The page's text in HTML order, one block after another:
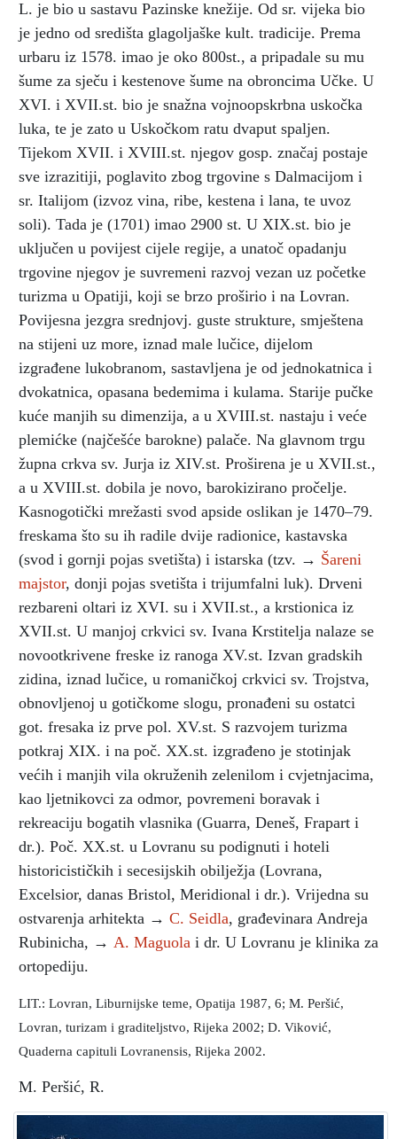
L. je bio u sastavu Pazinske knežije. Od sr. vijeka bio
je jedno od središta glagoljaške kult. tradicije. Prema
urbaru iz 1578. imao je oko 800st., a pripadale su mu
šume za sječu i kestenove šume na obroncima Učke. U
XVI. i XVII.st. bio je snažna vojnoopskrbna uskočka
luka, te je zato u Uskočkom ratu dvaput spaljen.
Tijekom XVII. i XVIII.st. njegov gosp. značaj postaje
sve izrazitiji, poglavito zbog trgovine s Dalmacijom i
sr. Italijom (izvoz vina, ribe, kestena i lana, te uvoz
soli). Tada je (1701) imao 2900 st. U XIX.st. bio je
uključen u povijest cijele regije, a unatoč opadanju
trgovine njegov je suvremeni razvoj vezan uz početke
turizma u Opatiji, koji se brzo proširio i na Lovran.
Povijesna jezgra srednjovj. guste strukture, smještena
na stijeni uz more, iznad male lučice, dijelom
izgrađene lukobranom, sastavljena je od jednokatnica i
dvokatnica, opasana bedemima i kulama. Starije pučke
kuće manjih su dimenzija, a u XVIII.st. nastaju i veće
plemićke (najčešće barokne) palače. Na glavnom trgu
župna crkva sv. Jurja iz XIV.st. Proširena je u XVII.st.,
a u XVIII.st. dobila je novo, barokizirano pročelje.
Kasnogotički mrežasti svod apside oslikan je 1470–79.
freskama što su ih radile dvije radionice, kastavska
(svod i gornji pojas svetišta) i istarska (tzv. → Šareni
majstor, donji pojas svetišta i trijumfalni luk). Drveni
rezbareni oltari iz XVI. su i XVII.st., a krstionica iz
XVII.st. U manjoj crkvici sv. Ivana Krstitelja nalaze se
novootkrivene freske iz ranoga XV.st. Izvan gradskih
zidina, iznad lučice, u romaničkoj crkvici sv. Trojstva,
obnovljenoj u gotičkome slogu, pronađeni su ostatci
got. fresaka iz prve pol. XV.st. S razvojem turizma
potkraj XIX. i na poč. XX.st. izgrađeno je stotinjak
većih i manjih vila okruženih zelenilom i cvjetnjacima,
kao ljetnikovci za odmor, povremeni boravak i
rekreaciju bogatih vlasnika (Guarra, Deneš, Frapart i
dr.). Poč. XX.st. u Lovranu su podignuti i hoteli
historicističkih i secesijskih obilježja (Lovrana,
Excelsior, danas Bristol, Meridional i dr.). Vrijedna su
ostvarenja arhitekta → C. Seidla, građevinara Andreja
Rubinicha, → A. Maguola i dr. U Lovranu je klinika za
ortopediju.
LIT.: Lovran, Liburnijske teme, Opatija 1987, 6; M. Peršić,
Lovran, turizam i graditeljstvo, Rijeka 2002; D. Viković,
Quaderna capituli Lovranensis, Rijeka 2002.
M. Peršić, R.